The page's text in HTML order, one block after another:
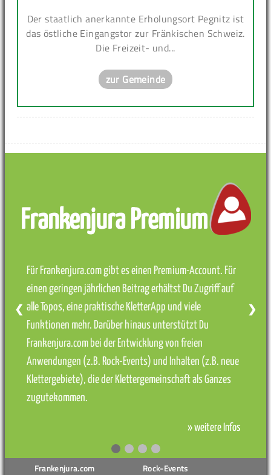
Der staatlich anerkannte Erholungsort Pegnitz ist
das östliche Eingangstor zur Fränkischen Schweiz.
Die Freizeit- und...
zur Gemeinde
Frankenjura Premium
Für Frankenjura.com gibt es einen Premium-Account. Für
einen geringen jährlichen Beitrag erhältst Du Zugriff auf
alle Topos, eine praktische KletterApp und viele
Funktionen mehr. Darüber hinaus unterstützt Du
Frankenjura.com bei der Entwicklung von freien
Anwendungen (z.B. Rock-Events) und Inhalten (z.B. neue
Klettergebiete), die der Klettergemeinschaft als Ganzes
zugutekommen.
» weitere Infos
❮ ❯
Frankenjura.com Rock-Events